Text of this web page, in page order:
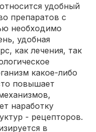
удобный
препаратов с
необходимо
удобная
как лечения, так
какое-либо
повышает
наработку
- рецепторов.
в